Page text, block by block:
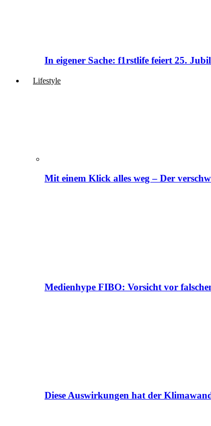
In eigener Sache: f1rstlife feiert 25.
Lifestyle
Mit einem Klick alles weg – Der
Medienhype FIBO: Vorsicht vor
Diese Auswirkungen hat der